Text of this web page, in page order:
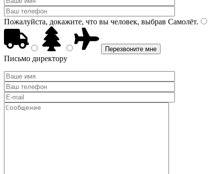
Пожалуйста, докажите, что вы человек, выбрав Самолёт.
Письмо директору